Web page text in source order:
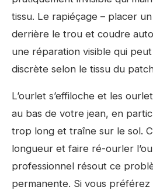
tissu. Le rapiéçage – placer
derrière le trou et coudre
une réparation visible qui
discrète selon le tissu du
L’ourlet s’effiloche et les
au bas de votre jean, en
trop long et traîne sur le sol.
longueur et faire ré-ourler
professionnel résout ce
permanente. Si vous